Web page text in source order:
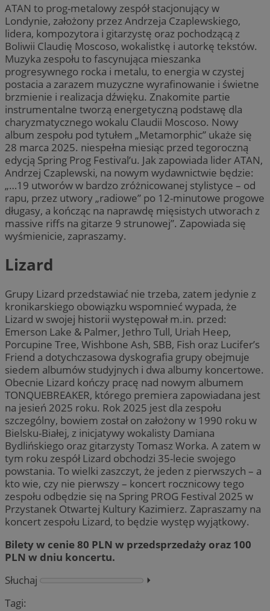
ATAN to prog-metalowy zespół stacjonujący w
Londynie, założony przez Andrzeja Czaplewskiego,
lidera, kompozytora i gitarzystę oraz pochodzącą z
Boliwii Claudię Moscoso, wokalistkę i autorkę tekstów.
Muzyka zespołu to fascynująca mieszanka
progresywnego rocka i metalu, to energia w czystej
postacia a zarazem muzyczne wyrafinowanie i świetne
brzmienie i realizacja dźwięku. Znakomite partie
instrumentalne tworzą energetyczną podstawę dla
charyzmatycznego wokalu Claudii Moscoso. Nowy
album zespołu pod tytułem „Metamorphic” ukaże się
28 marca 2025. niespełna miesiąc przed tegoroczną
edycją Spring Prog Festival’u. Jak zapowiada lider ATAN,
Andrzej Czaplewski, na nowym wydawnictwie będzie:
„…19 utworów w bardzo zróżnicowanej stylistyce – od
rapu, przez utwory „radiowe” po 12-minutowe progowe
długasy, a kończąc na naprawdę mięsistych utworach z
massive riffs na gitarze 9 strunowej”. Zapowiada się
wyśmienicie, zapraszamy.
Lizard
Grupy Lizard przedstawiać nie trzeba, zatem jedynie z
kronikarskiego obowiązku wspomnieć wypada, że
Lizard w swojej historii występował m.in. przed:
Emerson Lake & Palmer, Jethro Tull, Uriah Heep,
Porcupine Tree, Wishbone Ash, SBB, Fish oraz Lucifer’s
Friend a dotychczasowa dyskografia grupy obejmuje
siedem albumów studyjnych i dwa albumy koncertowe.
Obecnie Lizard kończy pracę nad nowym albumem
TONQUEBREAKER, którego premiera zapowiadana jest
na jesień 2025 roku. Rok 2025 jest dla zespołu
szczególny, bowiem został on założony w 1990 roku w
Bielsku-Białej, z inicjatywy wokalisty Damiana
Bydlińskiego oraz gitarzysty Tomasz Worka. A zatem w
tym roku zespół Lizard obchodzi 35-lecie swojego
powstania. To wielki zaszczyt, że jeden z pierwszych – a
kto wie, czy nie pierwszy – koncert rocznicowy tego
zespołu odbędzie się na Spring PROG Festival 2025 w
Przystanek Otwartej Kultury Kazimierz. Zapraszamy na
koncert zespołu Lizard, to będzie występ wyjątkowy.
Bilety w cenie 80 PLN w przedsprzedaży oraz 100
PLN w dniu koncertu.
Słuchaj
⏵︎
Tagi: